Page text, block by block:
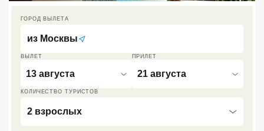
ВЫЛЕТ
13 августа
ПРИЛЕТ
21 августа
КОЛИЧЕСТВО ТУРИСТОВ
2 взрослых
ГОРОД ВЫЛЕТА
из Москвы
Экскурсионные туры
VIP отели 5 звезд